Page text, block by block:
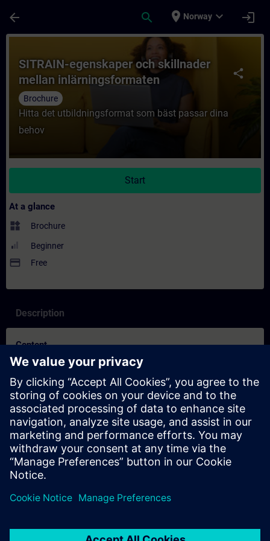
arrow_back search place Norway expand_more login
Course - SITRAIN-egenskaper och
share
SITRAIN-egenskaper och skillnader
mellan inlärningsformaten
Brochure
Hitta det utbildningsformat som bäst passar dina
behov
Start
At a glance
widgets Brochure
Beginner
payment Free
Description
Content
SITRAIN-egenskaper och skillnader mellan inlärningsformaten